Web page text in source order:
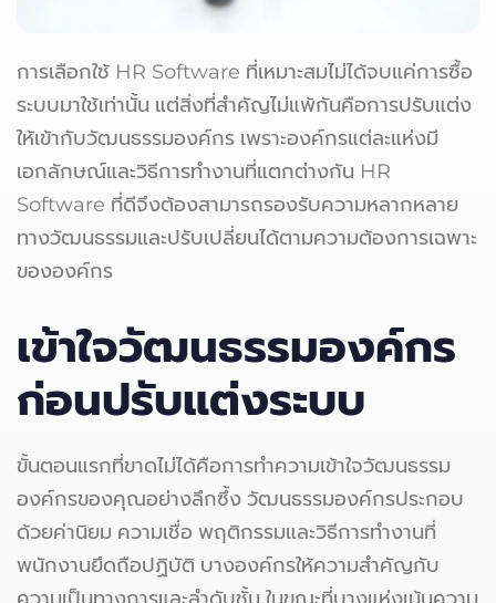
การเลือกใช้ HR Software ที่เหมาะสมไม่ได้จบแค่การซื้อ
ระบบมาใช้เท่านั้น แต่สิ่งที่สำคัญไม่แพ้กันคือการปรับแต่ง
ให้เข้ากับวัฒนธรรมองค์กร เพราะองค์กรแต่ละแห่งมี
เอกลักษณ์และวิธีการทำงานที่แตกต่างกัน HR
Software ที่ดีจึงต้องสามารถรองรับความหลากหลาย
ทางวัฒนธรรมและปรับเปลี่ยนได้ตามความต้องการเฉพาะ
ขององค์กร
เข้าใจวัฒนธรรมองค์กร
ก่อนปรับแต่งระบบ
ขั้นตอนแรกที่ขาดไม่ได้คือการทำความเข้าใจวัฒนธรรม
องค์กรของคุณอย่างลึกซึ้ง วัฒนธรรมองค์กรประกอบ
ด้วยค่านิยม ความเชื่อ พฤติกรรมและวิธีการทำงานที่
พนักงานยึดถือปฏิบัติ บางองค์กรให้ความสำคัญกับ